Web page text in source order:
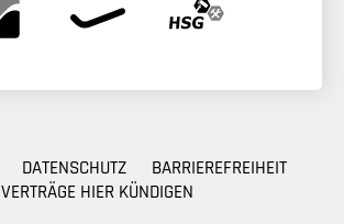
DATENSCHUTZ
BARRIEREFREIHEIT
VERTRÄGE HIER KÜNDIGEN